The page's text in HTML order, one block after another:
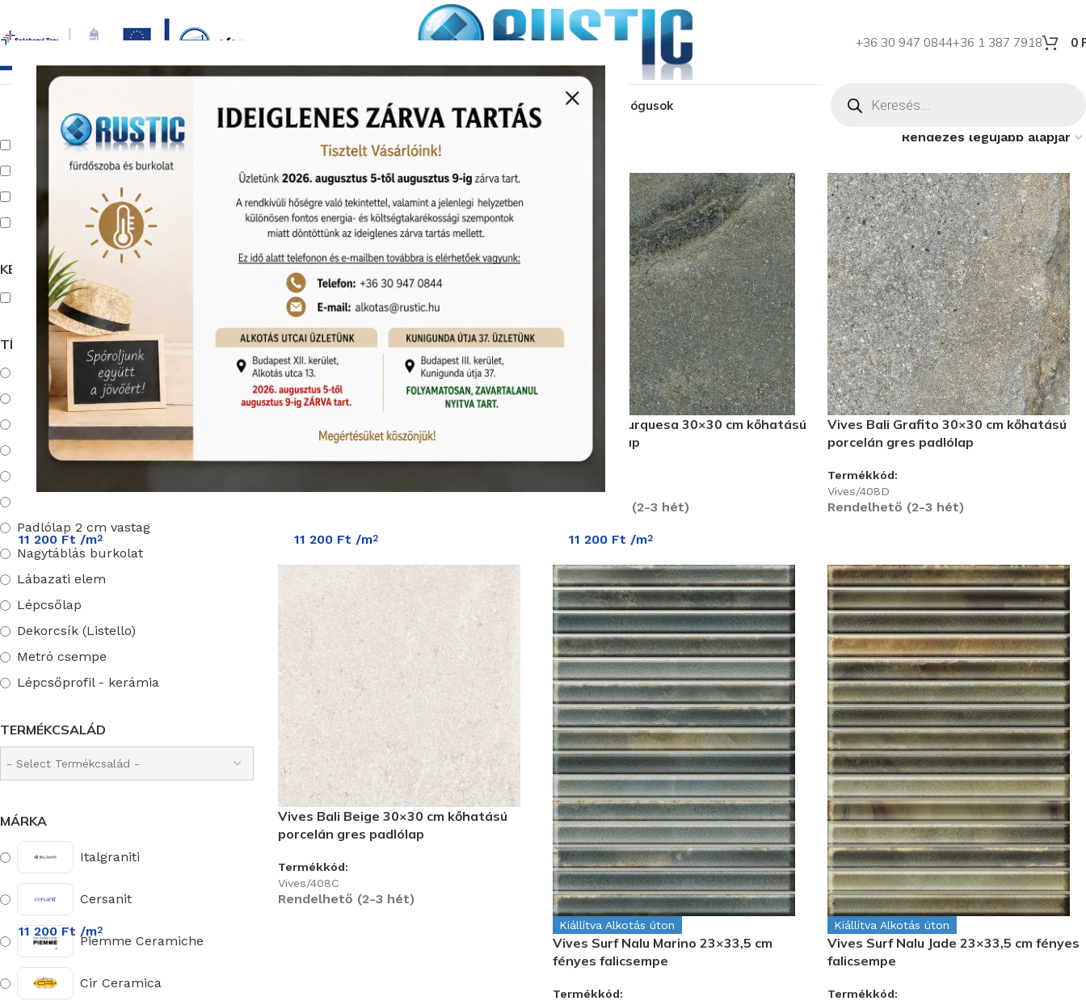
+36 30 947 0844+36 1 387 7918 0
termékek képgalériabemutatkozásüzleteink látványtervezés pályázat katalógusok
Kiállítva Kunigunda útján
Kiállítva Alkotás úton
Outlet
Online akció
KÉSZLETEN
Készleten
TÍPUS
Padlólap
Falicsempe
Mozaik
Outlet dekorok – dekorcsíkok
Padlólap 2 cm vastag
Nagytáblás burkolat
Lábazati elem
Lépcsőlap
Dekorcsík (Listello)
Metró csempe
Lépcsőprofil - kerámia
TERMÉKCSALÁD
MÁRKA
Italgraniti
Cersanit
Piemme Ceramiche
Cir Ceramica
padlólap
Vives/408E
11 200 Ft /m2
Vives Bali Turquesa 30×30 cm kőhatású
gres padlólap
Vives/408F
Rendelhető (2-3 hét)
11 200 Ft /m2
Vives Bali Grafito 30×30 cm kőhatású
porcelán gres padlólap
Termékkód:
Vives/408D
Rendelhető (2-3 hét)
11 200 Ft /m2
Vives Bali Beige 30×30 cm kőhatású
porcelán gres padlólap
Termékkód:
Vives/408C
Rendelhető (2-3 hét)
11 200Ft /m2 Kiállítva Alkotás úton
Vives Surf Nalu Marino 23×33,5 cm
fényes falicsempe
Termékkód:
Kiállítva Alkotás úton
Vives Surf Nalu Jade 23×33,5 cm fényes
falicsempe
Termékkód: